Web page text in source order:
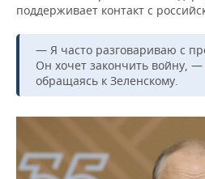
ФИГУРНОЕ КАТАНИЕ
ВОДНЫЕ ВИДЫ СПОРТА
ХОККЕЙ С МЯЧОМ
МЕДИЦИНА
ОБРАЗОВАНИЕ
ПРОИСШЕСТВИЯ
поддерживает контакт с
— Я часто разговариваю с
Он хочет закончить войну, —
обращаясь к Зеленскому.